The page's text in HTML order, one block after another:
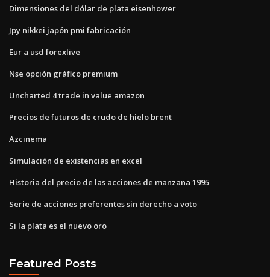
Dimensiones del dólar de plata eisenhower
Jpy nikkei japón pmi fabricación
Eur a usd forexlive
Nse opción gráfico premium
Uncharted 4 trade in value amazon
Precios de futuros de crudo de hielo brent
Azcinema
Simulación de existencias en excel
Historia del precio de las acciones de manzana 1995
Serie de acciones preferentes sin derecho a voto
Si la plata es el nuevo oro
Featured Posts